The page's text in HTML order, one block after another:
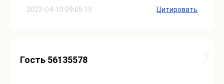
2023-04-10 09:05:19 Цитировать
Гость 56135578